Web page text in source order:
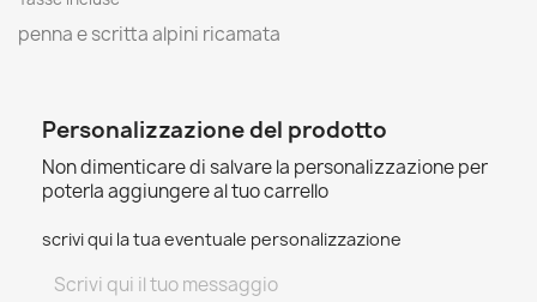
penna e scritta alpini ricamata
Personalizzazione del prodotto
Non dimenticare di salvare la personalizzazione per
poterla aggiungere al tuo carrello
scrivi qui la tua eventuale personalizzazione